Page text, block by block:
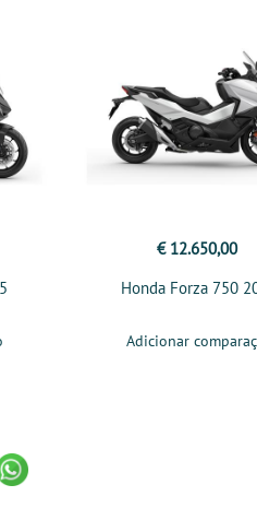
€ 12.650,00
Honda Forza 750
Adicionar